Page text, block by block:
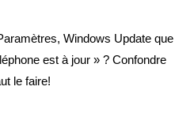
Windows Update que
est à jour » ? Confondre
le faire!